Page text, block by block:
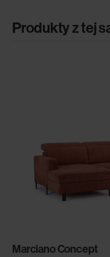
Produkty z tej
Marciano Concept